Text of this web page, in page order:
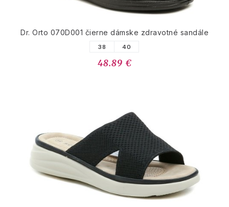
Dr. Orto 070D001 čierne dámske zdravotné sandále
38 40
48.89 €